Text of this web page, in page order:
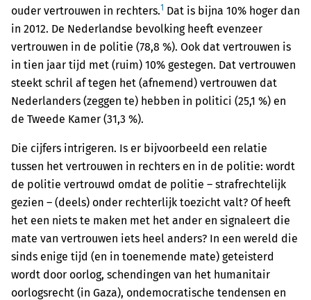
ouder vertrouwen in rechters.1 Dat is bijna 10% hoger dan
in 2012. De Nederlandse bevolking heeft evenzeer
vertrouwen in de politie (78,8 %). Ook dat vertrouwen is
in tien jaar tijd met (ruim) 10% gestegen. Dat vertrouwen
steekt schril af tegen het (afnemend) vertrouwen dat
Nederlanders (zeggen te) hebben in politici (25,1 %) en
de Tweede Kamer (31,3 %).
Die cijfers intrigeren. Is er bijvoorbeeld een relatie
tussen het vertrouwen in rechters en in de politie: wordt
de politie vertrouwd omdat de politie – strafrechtelijk
gezien – (deels) onder rechterlijk toezicht valt? Of heeft
het een niets te maken met het ander en signaleert die
mate van vertrouwen iets heel anders? In een wereld die
sinds enige tijd (en in toenemende mate) geteisterd
wordt door oorlog, schendingen van het humanitair
oorlogsrecht (in Gaza), ondemocratische tendensen en